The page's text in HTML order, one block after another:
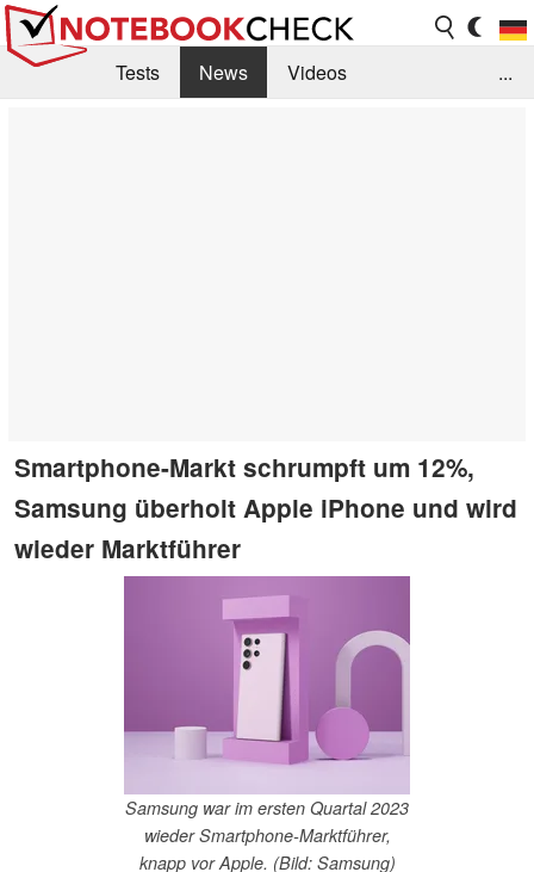
Tests News
Videos
...
Smartphone-Markt schrumpft um 12%,
Samsung überholt Apple iPhone und wird
wieder Marktführer
Samsung war im ersten Quartal 2023
wieder Smartphone-Marktführer,
knapp vor Apple. (Bild: Samsung)